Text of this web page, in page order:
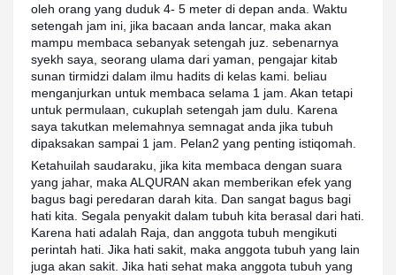
oleh orang yang duduk 4- 5 meter di depan anda. Waktu
setengah jam ini, jika bacaan anda lancar, maka akan
mampu membaca sebanyak setengah juz. sebenarnya
syekh saya, seorang ulama dari yaman, pengajar kitab
sunan tirmidzi dalam ilmu hadits di kelas kami. beliau
menganjurkan untuk membaca selama 1 jam. Akan tetapi
untuk permulaan, cukuplah setengah jam dulu. Karena
saya takutkan melemahnya semnagat anda jika tubuh
dipaksakan sampai 1 jam. Pelan2 yang penting istiqomah.
Ketahuilah saudaraku, jika kita membaca dengan suara
yang jahar, maka ALQURAN akan memberikan efek yang
bagus bagi peredaran darah kita. Dan sangat bagus bagi
hati kita. Segala penyakit dalam tubuh kita berasal dari hati.
Karena hati adalah Raja, dan anggota tubuh mengikuti
perintah hati. Jika hati sakit, maka anggota tubuh yang lain
juga akan sakit. Jika hati sehat maka anggota tubuh yang